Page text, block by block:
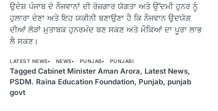
ਉਦੇਸ਼ ਪੰਜਾਬ ਦੇ ਨੌਜਵਾਨਾਂ ਦੀ ਰੋਜ਼ਗਾਰ ਯੋਗਤਾ ਅਤੇ ਉੱਦਮੀ ਹੁਨਰ ਨੂੰ
ਹੁਲਾਰਾ ਦੇਣਾ ਅਤੇ ਇਹ ਯਕੀਨੀ ਬਣਾਉਣਾ ਹੈ ਕਿ ਨੌਜਵਾਨ ਉਦਯੋਗ
ਦੀਆਂ ਲੋੜਾਂ ਮੁਤਾਬਕ ਹੁਨਰਮੰਦ ਬਣ ਸਕਣ ਅਤੇ ਮੌਕਿਆਂ ਦਾ ਪੂਰਾ ਲਾਭ
ਲੈ ਸਕਣ।
LATEST NEWS NEWS PUNJAB PUNJABI
Tagged Cabinet Minister Aman Arora, Latest News,
PSDM. Raina Education Foundation, Punjab, punjab
govt